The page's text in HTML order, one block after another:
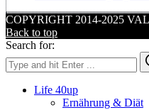
COPYRIGHT 2014-2025
Back to top
Search for:
Life 40up
Ernährung & Diät